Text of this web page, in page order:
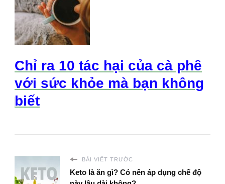
Chỉ ra 10 tác hại của cà phê
với sức khỏe mà bạn không
biết
BÀI VIẾT TRƯỚC
Keto là ăn gì? Có nên áp dụng chế độ